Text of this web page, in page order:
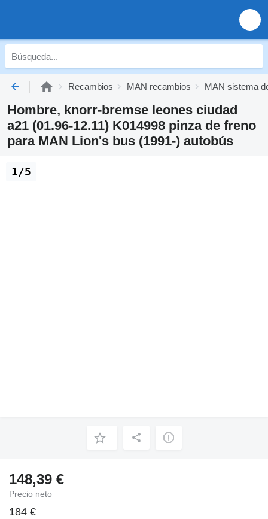
Recambios MAN recambios MAN sistema
Hombre, knorr-bremse leones ciudad
a21 (01.96-12.11) K014998 pinza de freno
para MAN Lion's bus (1991-) autobús
1/5
148,39 €
Precio neto
184 €